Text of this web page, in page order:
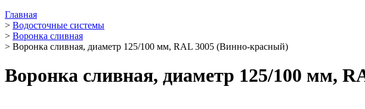
Главная
> Водосточные системы
> Воронка сливная
> Воронка сливная, диаметр 125/100 мм, RAL 3005 (Винно-красный)
Воронка сливная, диаметр 125/100 мм,